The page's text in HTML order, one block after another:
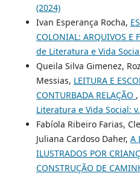
(2024)
Ivan Esperança Rocha,
COLONIAL: ARQUIVOS E
de Literatura e Vida
Queila Silva Gimenez,
Messias, LEITURA E
CONTURBADA RELAÇÃO ,
Literatura e Vida Social:
Fabíola Ribeiro Farias,
Juliana Cardoso Daher, A
ILUSTRADOS POR
CONSTRUÇÃO DE